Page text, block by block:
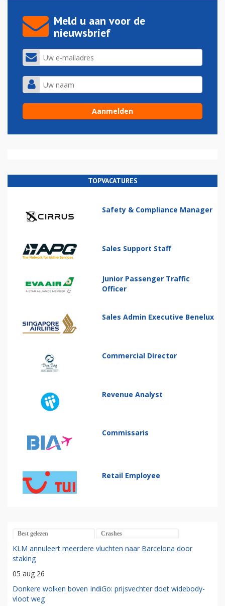
Meld u aan voor de
nieuwsbrief
TOPVACATURES
Safety & Compliance Manager
Sales Support Staff
Junior Passenger Traffic
Officer
Sales Admin Executive Benelux
Commercial Director
Revenue Analyst
Commissaris
Retail Employee
Best gelezen Crashes
KLM annuleert meerdere vluchten naar Barcelona door
staking
05 aug 26
Donkere wolken boven IndiGo: prijsvechter doet widebody-
vloot weg